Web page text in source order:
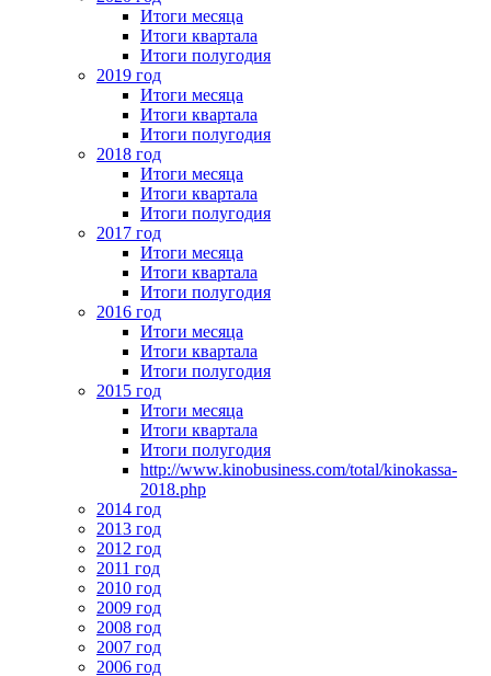
Итоги месяца
Итоги квартала
Итоги полугодия
2019 год
Итоги месяца
Итоги квартала
Итоги полугодия
2018 год
Итоги месяца
Итоги квартала
Итоги полугодия
2017 год
Итоги месяца
Итоги квартала
Итоги полугодия
2016 год
Итоги месяца
Итоги квартала
Итоги полугодия
2015 год
Итоги месяца
Итоги квартала
Итоги полугодия
http://www.kinobusiness.com/total/kinokassa-
2018.php
2014 год
2013 год
2012 год
2011 год
2010 год
2009 год
2008 год
2007 год
2006 год